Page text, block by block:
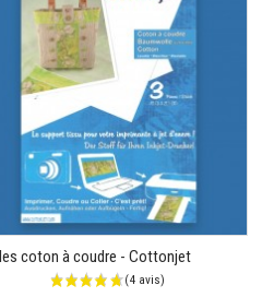
coton à coudre - Cottonjet